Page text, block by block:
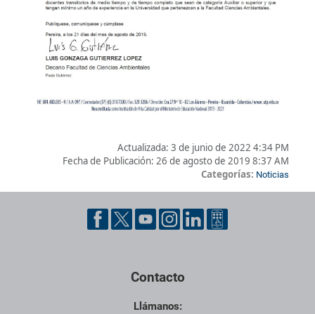
Actualizada: 3 de junio de 2022 4:34 PM
Fecha de Publicación: 26 de agosto de 2019 8:37 AM
Categorías: Noticias
Pie de página con información de contacto, redes sociales y
Contacto
Llámanos: